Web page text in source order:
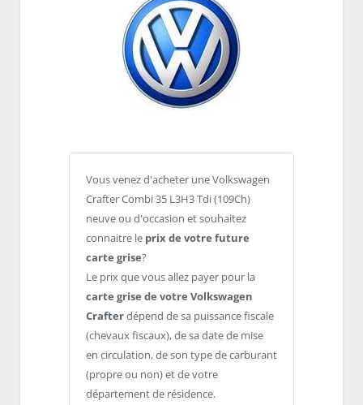
Vous venez d'acheter une Volkswagen
Crafter Combi 35 L3H3 Tdi (109Ch)
neuve ou d'occasion et souhaitez
connaitre le prix de votre future
carte grise?
Le prix que vous allez payer pour la
carte grise de votre Volkswagen
Crafterdépend de sa puissance fiscale
(chevaux fiscaux), de sa date de mise
en circulation, de son type de carburant
(propre ou non) et de votre
département de résidence.